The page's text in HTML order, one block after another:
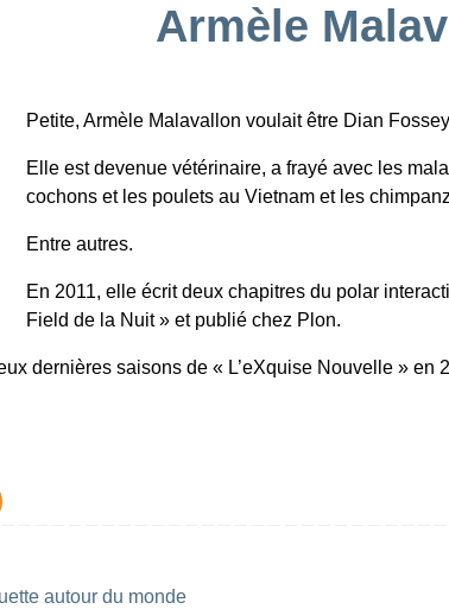
Armèle
Petite, Armèle Malavallon voulait être Dian
Elle est devenue vétérinaire, a frayé avec les
cochons et les poulets au Vietnam et les
Entre autres.
En 2011, elle écrit deux chapitres du polar
Field de la Nuit » et publié chez Plon.
dernières saisons de « L’eXquise Nouvelle » en
autour du monde